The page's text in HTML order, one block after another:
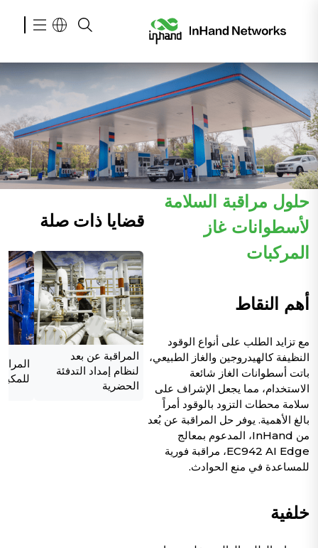
حلول مراقبة السلامة
لأسطوانات غاز
المركبات
أهم النقاط
مع تزايد الطلب على أنواع الوقود
النظيفة كالهيدروجين والغاز الطبيعي،
باتت أسطوانات الغاز شائعة
الاستخدام، مما يجعل الإشراف على
سلامة محطات التزود بالوقود أمراً
بالغ الأهمية. يوفر حل المراقبة عن بُعد
من InHand، المدعوم بمعالج
EC942 AI Edge، مراقبة فورية
للمساعدة في منع الحوادث.
خلفية
قضايا ذات صلة
المراقبة عن بعد
لنظام إمداد التدفئة
الحضرية